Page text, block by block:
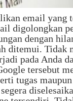
email yang
digolongkan
dengan
ditemui. Tidak
pada Anda
tersebut
tugas